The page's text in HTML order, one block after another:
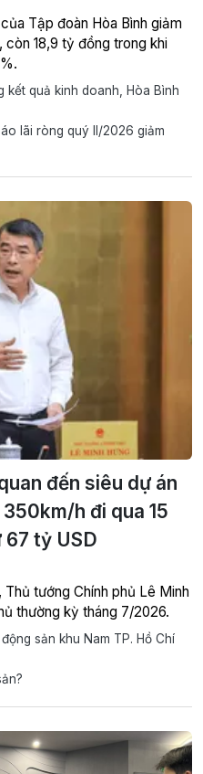
Tập đoàn Hòa Bình giảm
18,9 tỷ đồng trong khi
kết quả kinh doanh, Hòa Bình
lãi ròng quý II/2026 giảm
đến siêu dự án
h đi qua 15
tỷ USD
tướng Chính phủ Lê Minh
thường kỳ tháng 7/2026.
sản khu Nam TP. Hồ Chí